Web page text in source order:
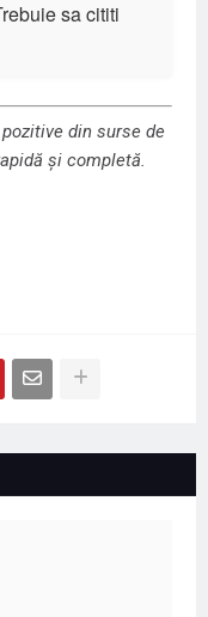
sa cititi
din surse de
și completă.